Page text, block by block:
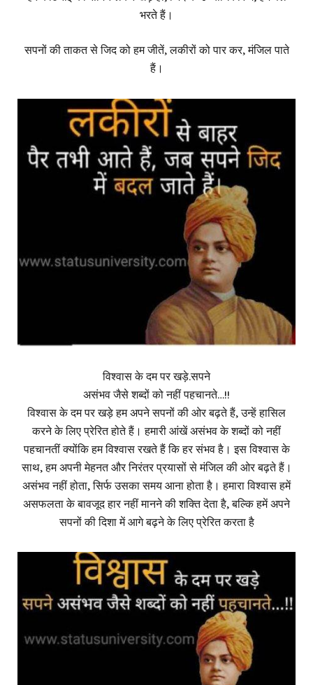
भरते हैं।
सपनों की ताकत से जिद को हम जीतें, लकीरों को पार कर, मंजिल पाते
हैं।
विश्वास के दम पर खड़े.सपने
असंभव जैसे शब्दों को नहीं पहचानते…!!
विश्वास के दम पर खड़े हम अपने सपनों की ओर बढ़ते हैं, उन्हें हासिल
करने के लिए प्रेरित होते हैं। हमारी आंखें असंभव के शब्दों को नहीं
पहचानतीं क्योंकि हम विश्वास रखते हैं कि हर संभव है। इस विश्वास के
साथ, हम अपनी मेहनत और निरंतर प्रयासों से मंजिल की ओर बढ़ते हैं।
असंभव नहीं होता, सिर्फ उसका समय आना होता है। हमारा विश्वास हमें
असफलता के बावजूद हार नहीं मानने की शक्ति देता है, बल्कि हमें अपने
सपनों की दिशा में आगे बढ़ने के लिए प्रेरित करता है